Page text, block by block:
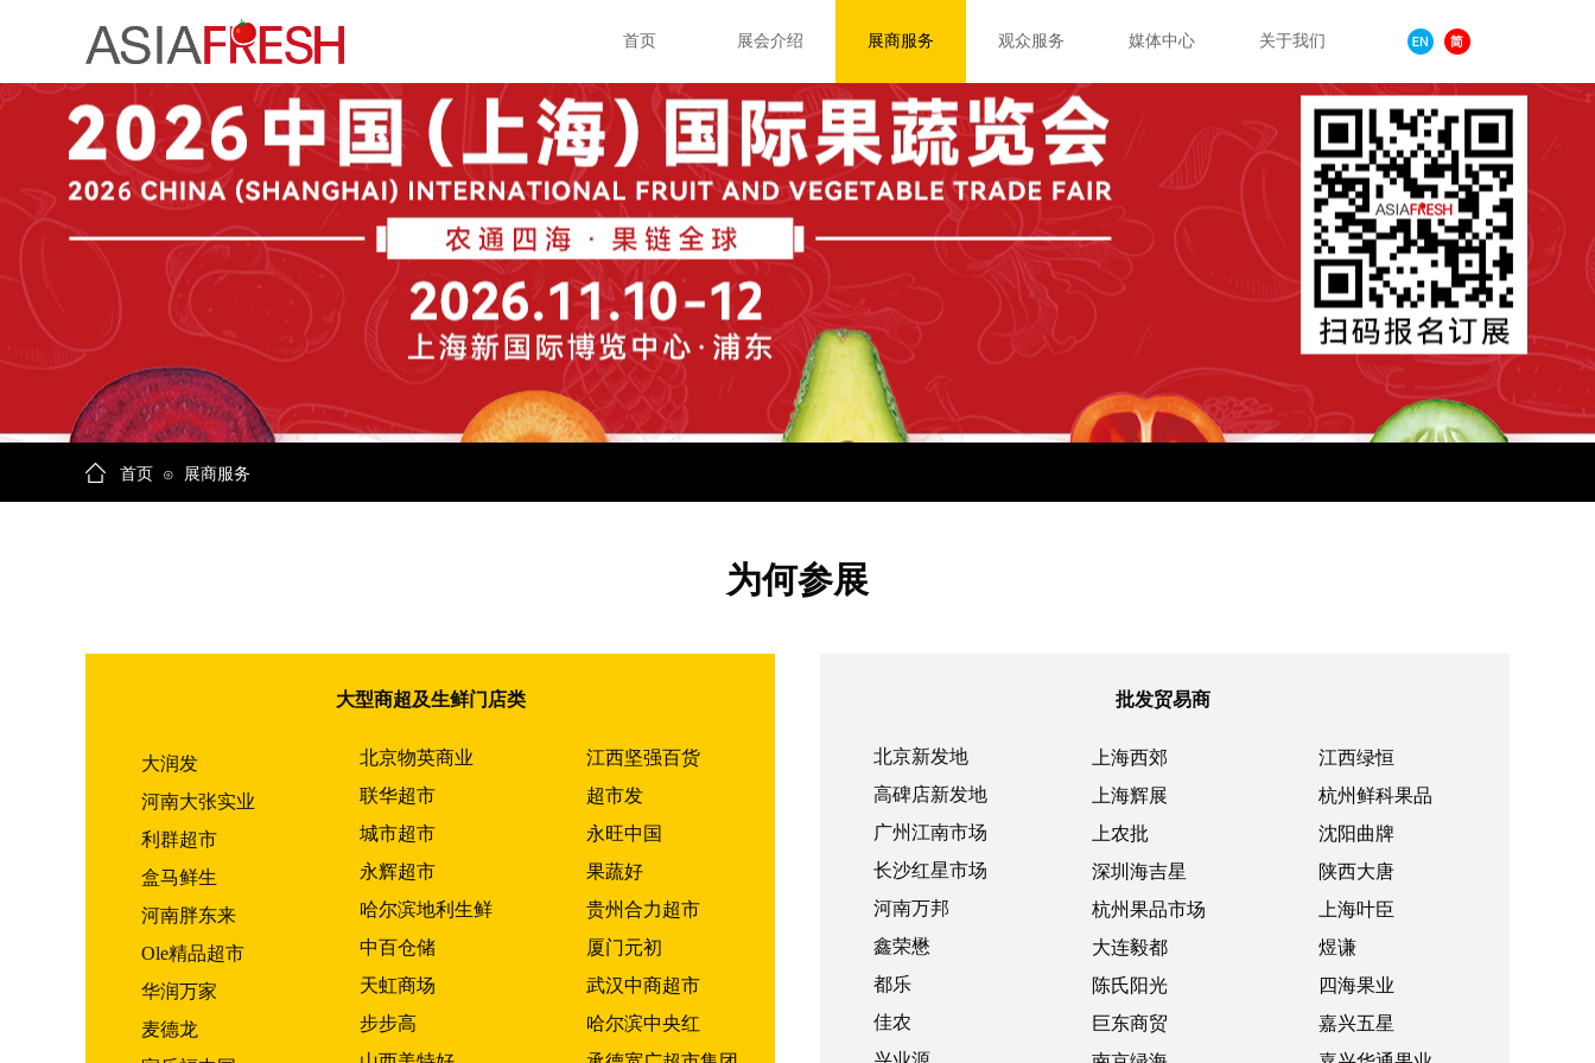
首页 ⊙ 展商服务
为何参展
大型商超及生鲜门店类
大润发
河南大张实业
利群超市
盒马鲜生
河南胖东来
Ole精品超市
华润万家
麦德龙
北京物英商业
联华超市
城市超市
永辉超市
哈尔滨地利生鲜
中百仓储
天虹商场
步步高
江西坚强百货
超市发
永旺中国
果蔬好
贵州合力超市
厦门元初
武汉中商超市
哈尔滨中央红
上海西郊
上海辉展
上农批
深圳海吉星
杭州果品市场
大连毅都
陈氏阳光
巨东商贸
江西绿恒
杭州鲜科果品
沈阳曲牌
陕西大唐
上海叶臣
煜谦
四海果业
嘉兴五星
批发贸易商
北京新发地
高碑店新发地
广州江南市场
长沙红星市场
河南万邦
鑫荣懋
都乐
佳农
首页 展会介绍 展商服务 观众服务 媒体中心 关于我们